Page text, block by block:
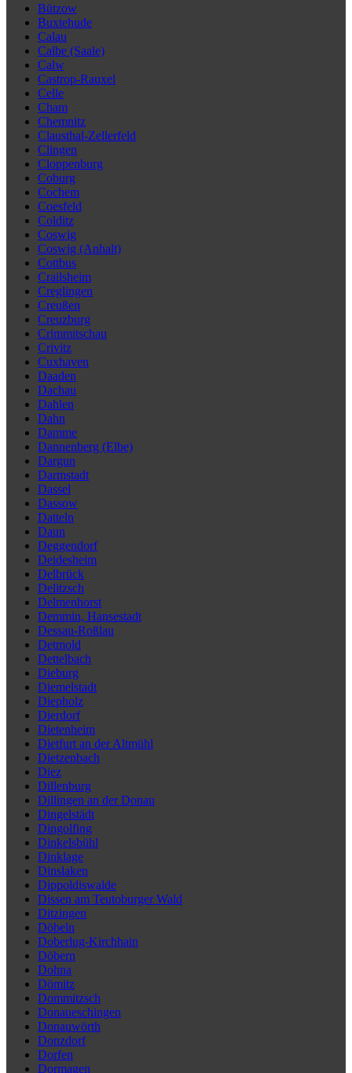
Bützow
Buxtehude
Calau
Calbe (Saale)
Calw
Castrop-Rauxel
Celle
Cham
Chemnitz
Clausthal-Zellerfeld
Clingen
Cloppenburg
Coburg
Cochem
Coesfeld
Colditz
Coswig
Coswig (Anhalt)
Cottbus
Crailsheim
Creglingen
Creußen
Creuzburg
Crimmitschau
Crivitz
Cuxhaven
Daaden
Dachau
Dahlen
Dahn
Damme
Dannenberg (Elbe)
Dargun
Darmstadt
Dassel
Dassow
Datteln
Daun
Deggendorf
Deidesheim
Delbrück
Delitzsch
Delmenhorst
Demmin, Hansestadt
Dessau-Roßlau
Detmold
Dettelbach
Dieburg
Diemelstadt
Diepholz
Dierdorf
Dietenheim
Dietfurt an der Altmühl
Dietzenbach
Diez
Dillenburg
Dillingen an der Donau
Dingelstädt
Dingolfing
Dinkelsbühl
Dinklage
Dinslaken
Dippoldiswalde
Dissen am Teutoburger Wald
Ditzingen
Döbeln
Doberlug-Kirchhain
Döbern
Dohna
Dömitz
Dommitzsch
Donaueschingen
Donauwörth
Donzdorf
Dorfen
Dormagen